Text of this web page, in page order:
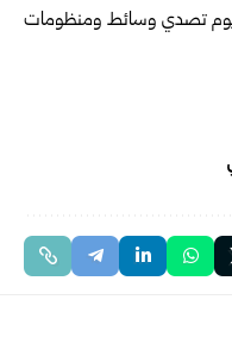
تصدي وسائط ومنظومات